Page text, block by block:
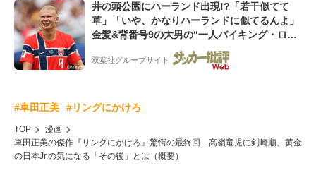
井の頭公園にハーランド出現!?「若干似てて
草」「いや、かなりハーランドに似てるんよ」
金髪&背番号9の大男の“一人バイキング・ロ
ー”映像が話題!「元気をもらった」
双葉社グループサイト
#車田正美 #リングにかけろ
TOP
漫画
車田正美の傑作『リングにかけろ』驚愕の最終回…高嶺竜児に剣崎順、黄金
の日本Jr.の気になる「その後」とは（概要）